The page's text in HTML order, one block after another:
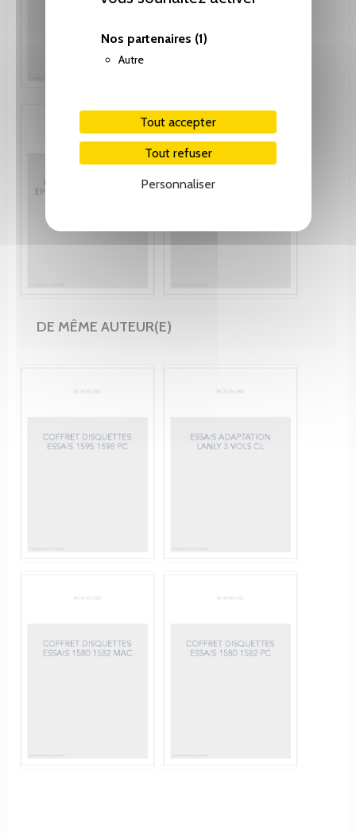
Nos partenaires (1)
Autre
Tout accepter
Tout refuser
Personnaliser
DE MÊME AUTEUR(E)